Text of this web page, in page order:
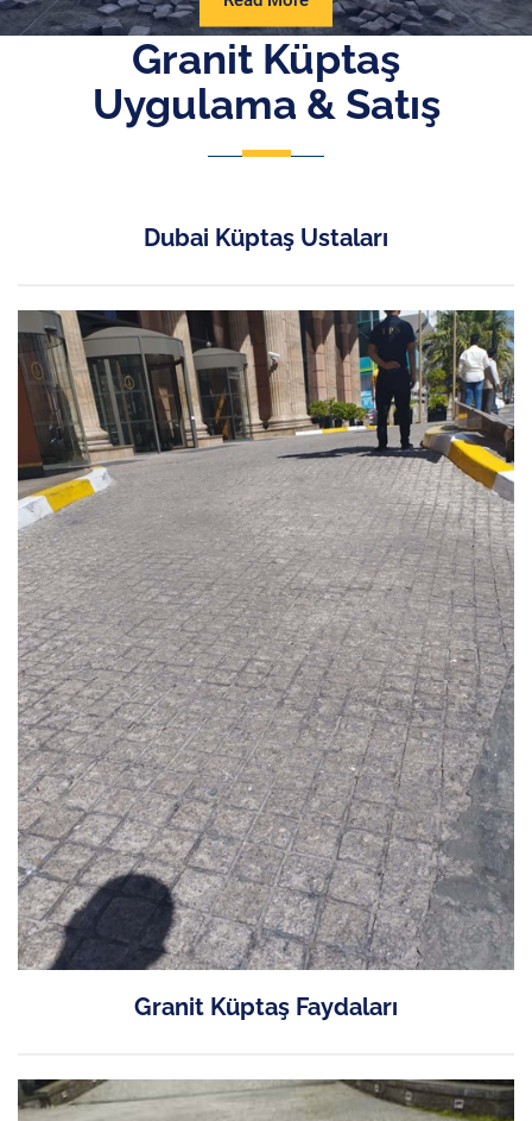
More
Granit Küptaş
Uygulama & Satış
Dubai Küptaş Ustaları
Granit Küptaş Faydaları